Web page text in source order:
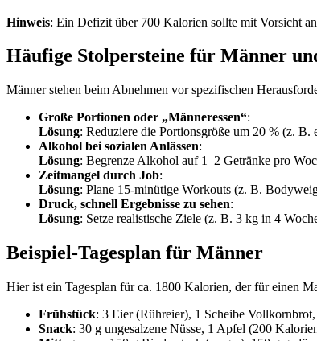
Hinweis: Ein Defizit über 700 Kalorien sollte mit Vorsicht
Häufige Stolpersteine für Männer
Männer stehen beim Abnehmen vor spezifischen
Große Portionen oder „Männeressen“:
Lösung: Reduziere die Portionsgröße um 20 % (z. B.
Alkohol bei sozialen Anlässen:
Lösung: Begrenze Alkohol auf 1–2 Getränke pro
Zeitmangel durch Job:
Lösung: Plane 15-minütige Workouts (z. B.
Druck, schnell Ergebnisse zu sehen:
Lösung: Setze realistische Ziele (z. B. 3 kg in 4
Beispiel-Tagesplan für Männer
Hier ist ein Tagesplan für ca. 1800 Kalorien, der für einen
Frühstück: 3 Eier (Rühreier), 1 Scheibe
Snack: 30 g ungesalzene Nüsse, 1 Apfel (200